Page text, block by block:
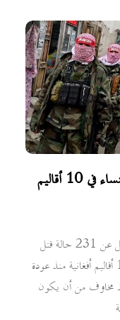
تقرير: 231 حالة قتل وعنف ضد النساء في 10 أقاليم
أفادت تحقيقات صحفية مشتركة بأن ما لا يقل عن 231 حالة قتل
وعنف شديد ضد النساء جرى توثيقها في 10 أقاليم أفغانية منذ عودة
في أغسطس 2021، وسط مخاوف من أن يكون